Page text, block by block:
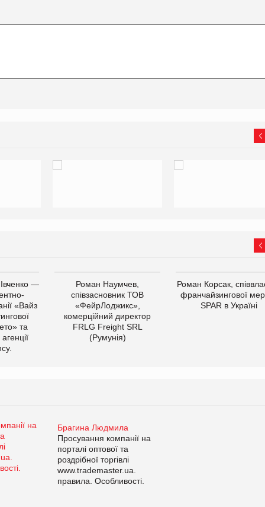
—
«Вайз
та
Роман Наумчев,
співзасновник ТОВ
«ФейрЛоджикс»,
комерційний директор
FRLG Freight SRL
(Румунія)
Роман Корсак,
франчайзингової
SPAR в Україні
Брагина Людмила
Просування компанії на
порталі оптової та
роздрібної торгівлі
www.trademaster.ua.
правила. Особливості.